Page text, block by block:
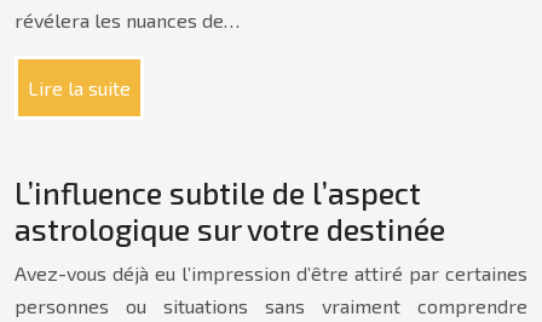
révélera les nuances de…
Lire la suite
L’influence subtile de l’aspect
astrologique sur votre destinée
Avez-vous déjà eu l’impression d’être attiré par certaines
personnes ou situations sans vraiment comprendre